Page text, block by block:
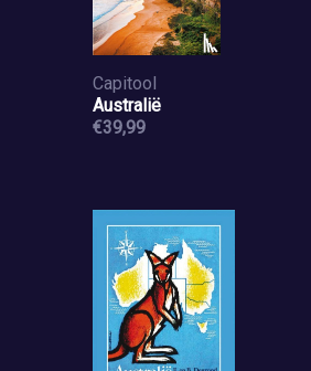
Capitool
Australië
€39,99